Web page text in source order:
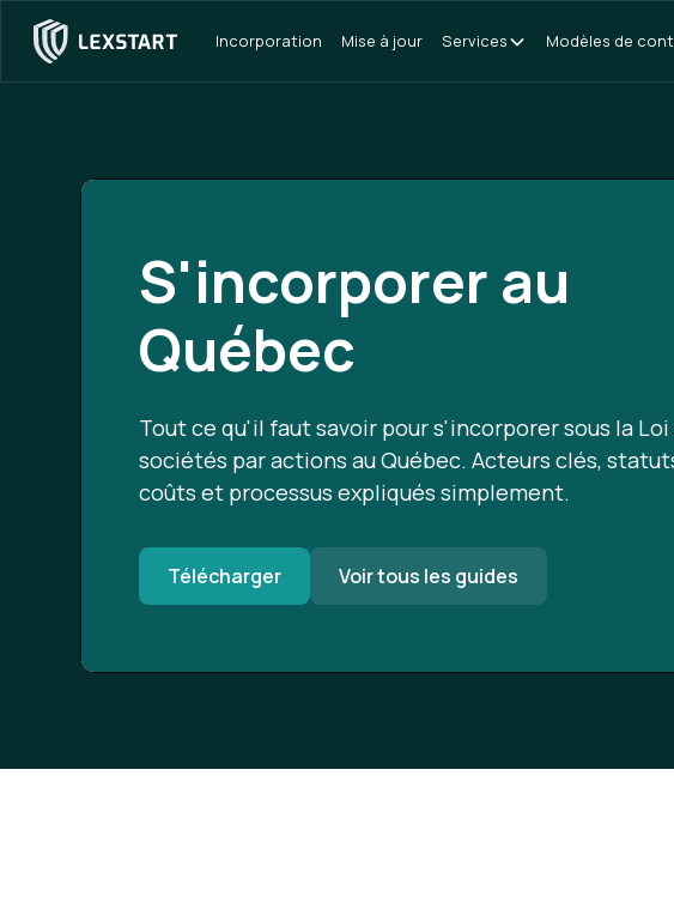
Incorporation Mise à jour Services Modèles de
S'incorporer au
Québec
Tout ce qu'il faut savoir pour s'incorporer sous la Loi
sociétés par actions au Québec. Acteurs clés,
coûts et processus expliqués simplement.
Télécharger Voir tous les guides